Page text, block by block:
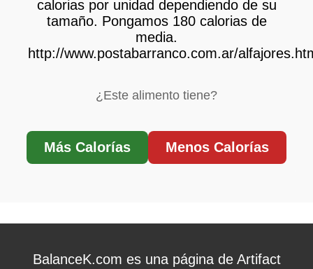
calorias por unidad dependiendo de su
tamaño. Pongamos 180 calorias de
media.
http://www.postabarranco.com.ar/
¿Este alimento tiene?
Más Calorías Menos Calorías
BalanceK.com es una página de Artifact